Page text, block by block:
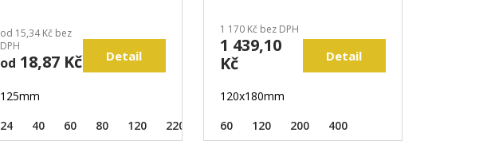
od 15,34 Kč bez
DPH
od 18,87 Kč Detail
125mm
24
40 60 80 120 220 320 400 600 800
1 170 Kč bez DPH
1 439,10
Kč
Detail
120x180mm
60
120 200 400